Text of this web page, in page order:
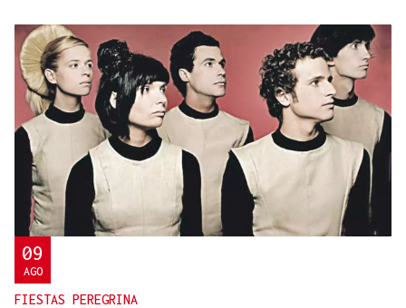
09
AGO
FIESTAS PEREGRINA